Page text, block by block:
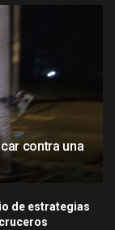
contra una
de estrategias